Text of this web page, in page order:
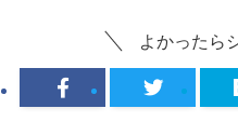
よかったら